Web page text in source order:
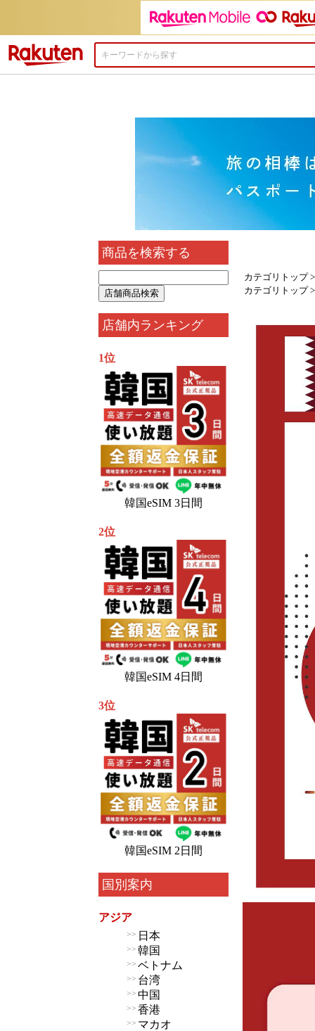
商品を検索する
店舗内ランキング
1位
韓国eSIM 3日間
2位
韓国eSIM 4日間
3位
韓国eSIM 2日間
国別案内
アジア
>> 日本
>> 韓国
>> ベトナム
>> 台湾
>> 中国
>> 香港
>> マカオ
カテゴリトップ
カテゴリトップ